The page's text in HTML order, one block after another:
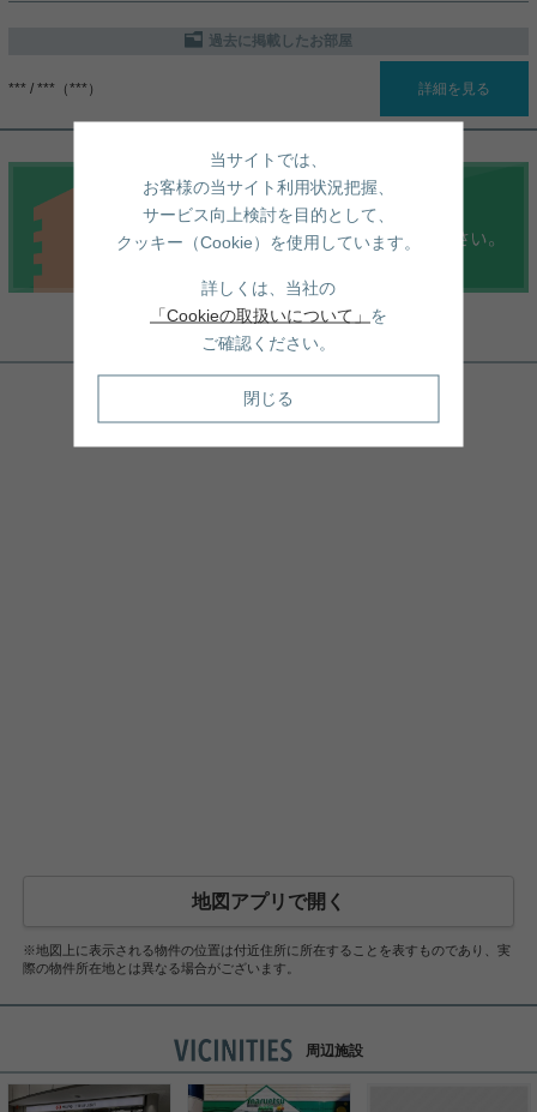
過去に掲載したお部屋
*** / ***（***） 詳細を見る
周辺地図
地図アプリで開く
※地図上に表示される物件の位置は付近住所に所在することを表すものであり、実
際の物件所在地とは異なる場合がございます。
周辺施設
当サイトでは、
お客様の当サイト利用状況把握、
サービス向上検討を目的として、
クッキー（Cookie）を使用しています。
詳しくは、当社の
「Cookieの取扱いについて」 を
ご確認ください。
閉じる